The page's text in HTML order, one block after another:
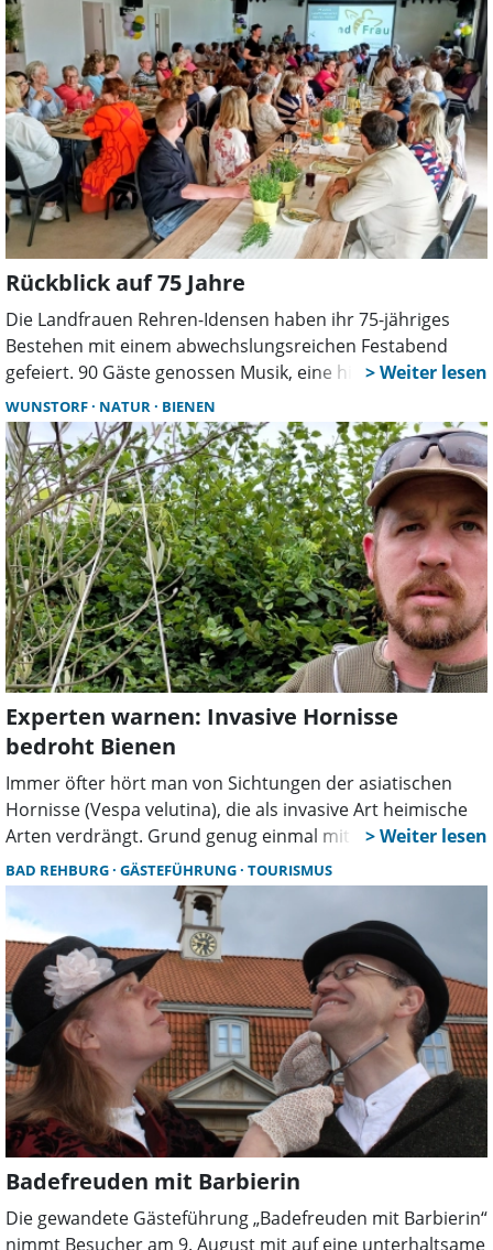
Rückblick auf 75 Jahre
Die Landfrauen Rehren-Idensen haben ihr 75-jähriges
Bestehen mit einem abwechslungsreichen Festabend
gefeiert. 90 Gäste genossen Musik, eine historische
Modenschau und kulinarische Spezialitäten. Auch
Vertreter aus Politik und Landwirtschaft würdigten das
Engagement des Vereins.
WUNSTORF NATUR BIENEN
Experten warnen: Invasive Hornisse
bedroht Bienen
Immer öfter hört man von Sichtungen der asiatischen
Hornisse (Vespa velutina), die als invasive Art heimische
Arten verdrängt. Grund genug einmal mit Marcel Müller-
Meißner zu sprechen. Er ist Wespenberater und
Hornissenberater in der Region Hannover und im
Landkreis Schaumburg.
BAD REHBURG GÄSTEFÜHRUNG TOURISMUS
Badefreuden mit Barbierin
Die gewandete Gästeführung „Badefreuden mit Barbierin“
nimmt Besucher am 9. August mit auf eine unterhaltsame